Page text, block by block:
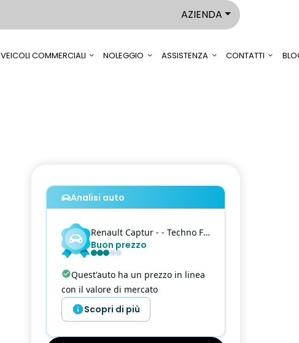
AZIENDA
VEICOLI COMMERCIALI NOLEGGIO ASSISTENZA CONTATTI
Analisi auto
Renault Captur - - Techno Fas - 1.6 E-Tech hybrid Techno Fast Track 145cv auto
Buon prezzo
Quest'auto ha un prezzo in linea
con il valore di mercato
Scopri di più